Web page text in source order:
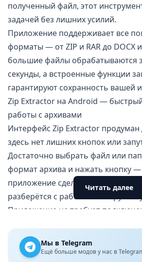
полученный файл, этот
задачей без лишних усилий.
Приложение поддерживает все
форматы — от ZIP и RARдо DOCX
большие файлы обрабатываются
секунды, а встроенные функции
гарантируют сохранность вашей
Zip Extractor на Android —
работы с архивами
Интерфейс Zip Extractor продуман
здесь нет лишних кнопок или
Достаточно выбрать файл или
формат архива и нажать кнопку —
приложение сделает само. Даже
разберётся с работой за пару
Приложение не требует
отдыхе. Все операции
значит, скорость работы зависит
Читать далее
Мы в Telegram
Ещё больше модов у нас в